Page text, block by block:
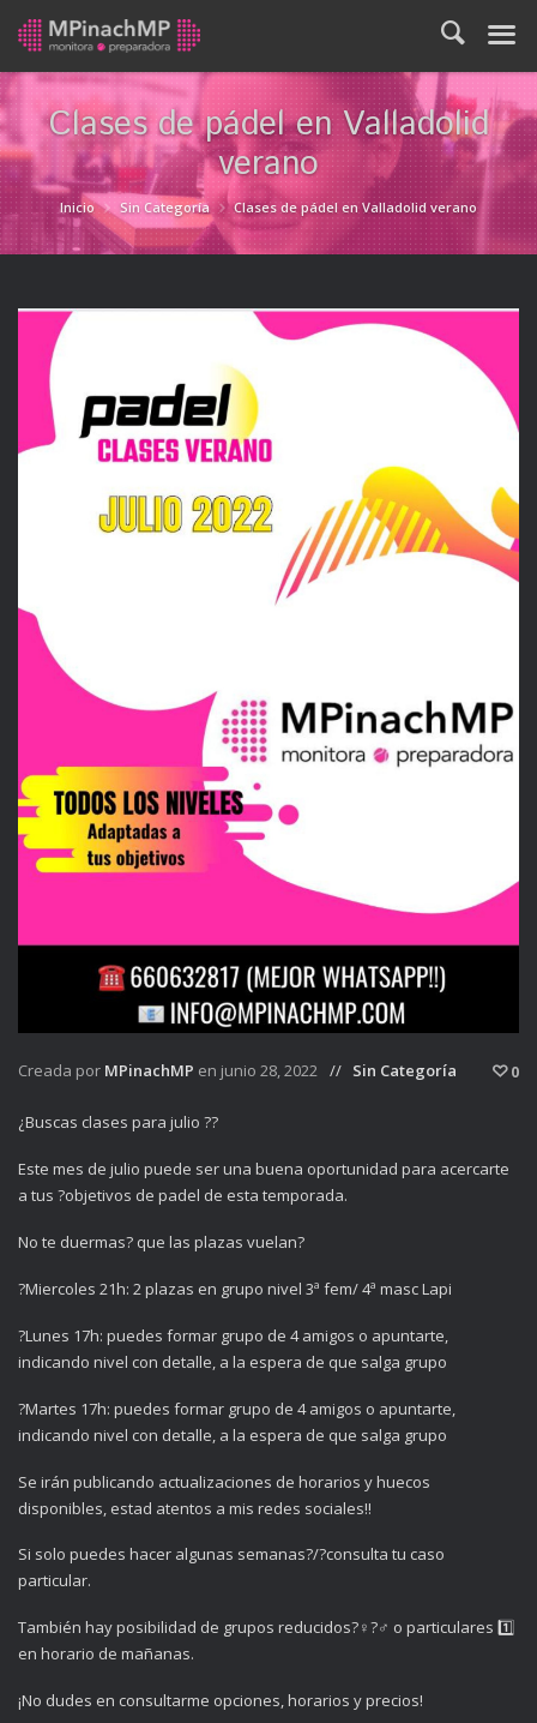
Clases de pádel en Valladolid
verano
Inicio Sin Categoría Clases de pádel en Valladolid verano
Creada por MPinachMP en junio 28, 2022 Sin Categoría 0
¿Buscas clases para julio ??
Este mes de julio puede ser una buena oportunidad para acercarte
a tus ?objetivos de padel de esta temporada.
No te duermas? que las plazas vuelan?
?Miercoles 21h: 2 plazas en grupo nivel 3ª fem/ 4ª masc Lapi
?Lunes 17h: puedes formar grupo de 4 amigos o apuntarte,
indicando nivel con detalle, a la espera de que salga grupo
?Martes 17h: puedes formar grupo de 4 amigos o apuntarte,
indicando nivel con detalle, a la espera de que salga grupo
Se irán publicando actualizaciones de horarios y huecos
disponibles, estad atentos a mis redes sociales!!
Si solo puedes hacer algunas semanas?/?consulta tu caso
particular.
También hay posibilidad de grupos reducidos?‍♀️?‍♂️ o particulares 1️⃣
en horario de mañanas.
¡No dudes en consultarme opciones, horarios y precios!